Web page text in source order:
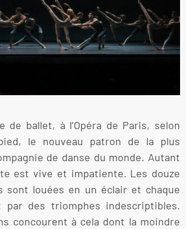
de ballet, à l’Opéra de Paris, selon
le nouveau patron de la plus
de danse du monde. Autant
est vive et impatiente. Les douze
sont louées en un éclair et chaque
par des triomphes indescriptibles.
concourent à cela dont la moindre